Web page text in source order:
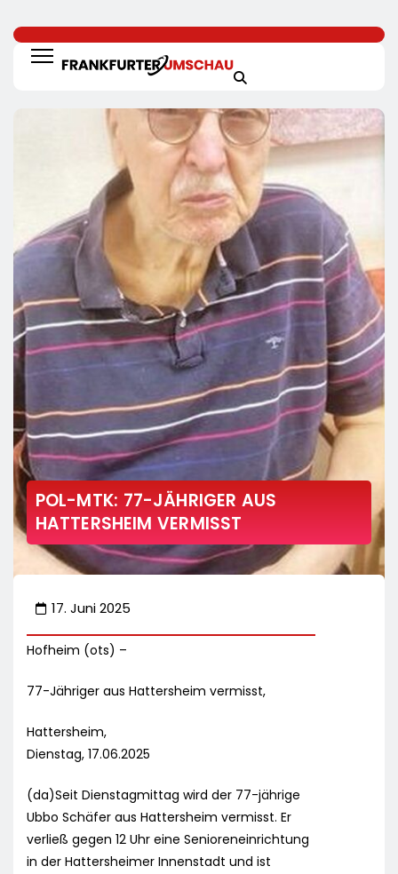
POL-MTK: 77-JÄHRIGER AUS
HATTERSHEIM VERMISST
17. Juni 2025
Hofheim (ots) –
77-Jähriger aus Hattersheim vermisst,
Hattersheim,
Dienstag, 17.06.2025
(da)Seit Dienstagmittag wird der 77-jährige
Ubbo Schäfer aus Hattersheim vermisst. Er
verließ gegen 12 Uhr eine Senioreneinrichtung
in der Hattersheimer Innenstadt und ist